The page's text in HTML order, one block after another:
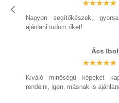
Nagyon segítőkészek,
ajánlani tudom őket!
Ács
Kiváló minőségű képeket
rendelni, igen. másnak is